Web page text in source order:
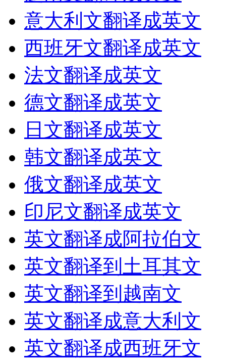
意大利文翻译成英文
西班牙文翻译成英文
法文翻译成英文
德文翻译成英文
日文翻译成英文
韩文翻译成英文
俄文翻译成英文
印尼文翻译成英文
英文翻译成阿拉伯文
英文翻译到土耳其文
英文翻译到越南文
英文翻译成意大利文
英文翻译成西班牙文